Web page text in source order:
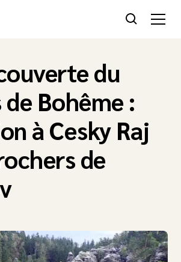
du
Bohême :
à Cesky Raj
de